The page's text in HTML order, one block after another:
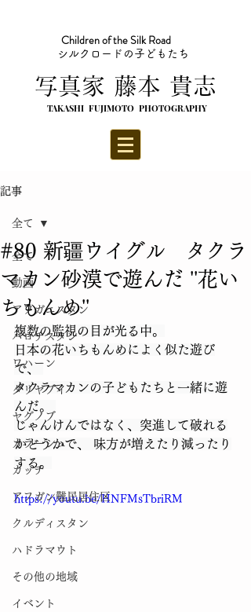
​写真家 藤本 貴志
TAKASHI FUJIMOTO PHOTOGRAPHY
Children of the Silk Road
シルクロードの子どもたち
記事
全て
動画
アフガニスタン
バロチスタン
ワハーン
ダリヤブイ
ヤグノブ
カラーシュ
カッチ
アフガン難民居住区
クルディスタン
ハドラマウト
その他の地域
イベント
全て
#80 新疆ウイグル タクラ
マカン砂漠で遊んだ ''花い
ちもんめ''
複数の監視の目が光る中。
日本の花いちもんめによく似た遊び
で、
タクラマカンの子どもたちと一緒に遊
んだ。
じゃんけんではなく、突進して破れる
かどうかで、 味方が増えたり減ったり
する。
https://youtu.be/HNFMsTbriRM